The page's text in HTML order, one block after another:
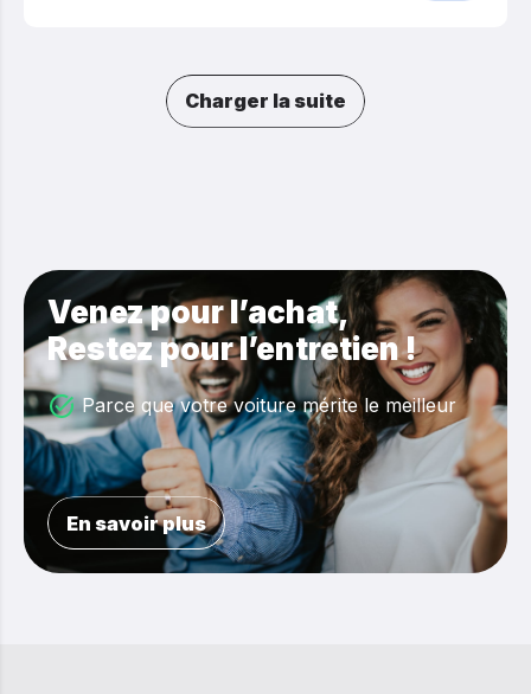
Charger la suite
Venez pour l’achat,
Restez pour l’entretien !
Parce que votre voiture mérite le meilleur
En savoir plus